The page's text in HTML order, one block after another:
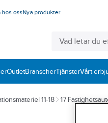
hos ossNya produkter
OutletBranscherTjänsterVårt
11-18 17